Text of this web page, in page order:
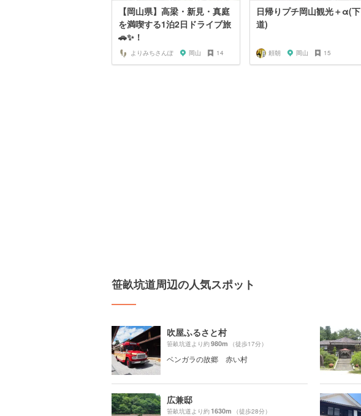
【岡山県】高梁・新見・真庭
を満喫する1泊2日ドライブ旅
🚗✨！
よりみちさんぽ 岡山 14
日帰りプチ岡山観光＋α(下
道)
頼朝 岡山 15
笹畝坑道周辺の人気スポット
吹屋ふるさと村
笹畝坑道より約980m （徒歩17分）
ベンガラの故郷 赤い村
広兼邸
笹畝坑道より約1630m （徒歩28分）